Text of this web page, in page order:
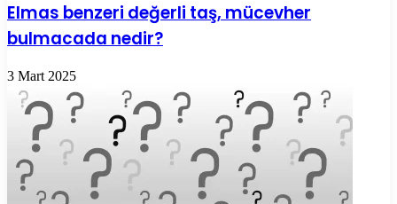
Elmas benzeri değerli taş, mücevher
bulmacada nedir?
3 Mart 2025